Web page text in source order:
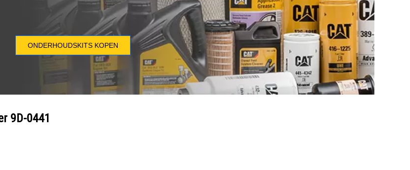
ONDERHOUDSKITS KOPEN
9D-0441